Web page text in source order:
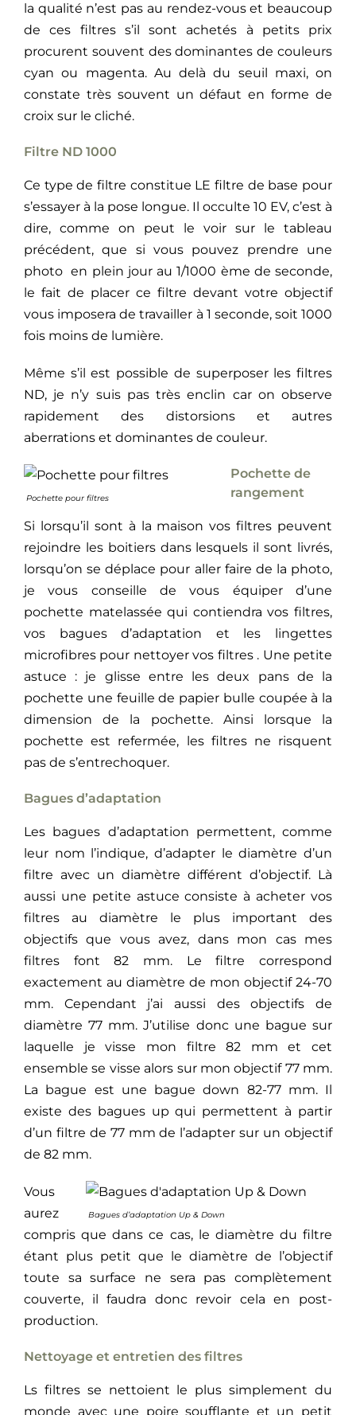
la qualité n’est pas au rendez-vous et beaucoup
de ces filtres s’il sont achetés à petits prix
procurent souvent des dominantes de couleurs
cyan ou magenta. Au delà du seuil maxi, on
constate très souvent un défaut en forme de
croix sur le cliché.
Filtre ND 1000
Ce type de filtre constitue LE filtre de base pour
s’essayer à la pose longue. Il occulte 10 EV, c’est à
dire, comme on peut le voir sur le tableau
précédent, que si vous pouvez prendre une
photo en plein jour au 1/1000 ème de seconde,
le fait de placer ce filtre devant votre objectif
vous imposera de travailler à 1 seconde, soit 1000
fois moins de lumière.
Même s’il est possible de superposer les filtres
ND, je n’y suis pas très enclin car on observe
rapidement des distorsions et autres
aberrations et dominantes de couleur.
Pochette pour filtres
Pochette de
rangement
Si lorsqu’il sont à la maison vos filtres peuvent
rejoindre les boitiers dans lesquels il sont livrés,
lorsqu’on se déplace pour aller faire de la photo,
je vous conseille de vous équiper d’une
pochette matelassée qui contiendra vos filtres,
vos bagues d’adaptation et les lingettes
microfibres pour nettoyer vos filtres . Une petite
astuce : je glisse entre les deux pans de la
pochette une feuille de papier bulle coupée à la
dimension de la pochette. Ainsi lorsque la
pochette est refermée, les filtres ne risquent
pas de s’entrechoquer.
Bagues d’adaptation
Les bagues d’adaptation permettent, comme
leur nom l’indique, d’adapter le diamètre d’un
filtre avec un diamètre différent d’objectif. Là
aussi une petite astuce consiste à acheter vos
filtres au diamètre le plus important des
objectifs que vous avez, dans mon cas mes
filtres font 82 mm. Le filtre correspond
exactement au diamètre de mon objectif 24-70
mm. Cependant j’ai aussi des objectifs de
diamètre 77 mm. J’utilise donc une bague sur
laquelle je visse mon filtre 82 mm et cet
ensemble se visse alors sur mon objectif 77 mm.
La bague est une bague down 82-77 mm. Il
existe des bagues up qui permettent à partir
d’un filtre de 77 mm de l’adapter sur un objectif
de 82 mm.
Bagues d’adaptation Up & Down
Vous
aurez
compris que dans ce cas, le diamètre du filtre
étant plus petit que le diamètre de l’objectif
toute sa surface ne sera pas complètement
couverte, il faudra donc revoir cela en post-
production.
Nettoyage et entretien des filtres
Ls filtres se nettoient le plus simplement du
monde avec une poire soufflante et un petit